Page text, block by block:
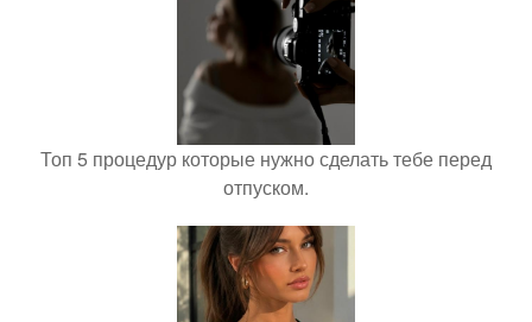
Топ 5 процедур которые нужно сделать тебе перед
отпуском.